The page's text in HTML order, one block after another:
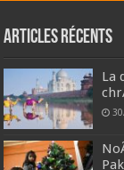
Articles récents
La